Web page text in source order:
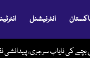
انٹرنیشنل
بچے کی نایاب سرجری،
جواب ملے گا، ٹرمپ کا ایران